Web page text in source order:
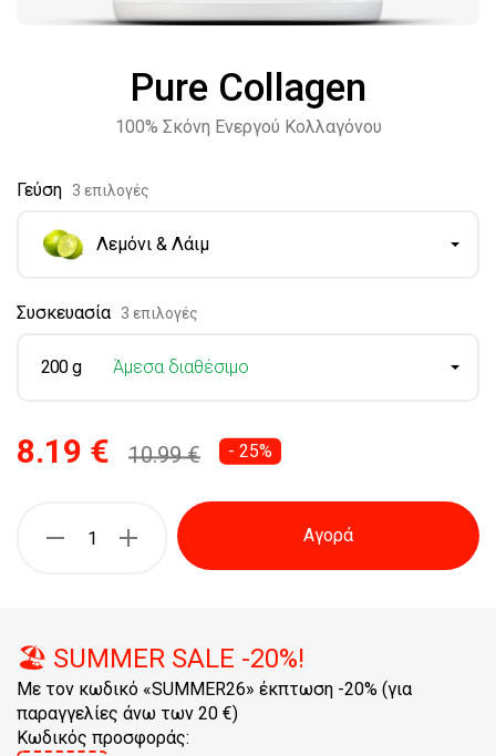
Pure Collagen
100% Σκόνη Ενεργού Κολλαγόνου
Γεύση 3 επιλογές
Λεμόνι & Λάιμ
Συσκευασία 3 επιλογές
200 g Άμεσα διαθέσιμο
8.19 € 10.99 € - 25%
Αγορά
🏖️ SUMMER SALE -20%!
Με τον κωδικό «SUMMER26» έκπτωση -20% (για
παραγγελίες άνω των 20 €)
Κωδικός προσφοράς: